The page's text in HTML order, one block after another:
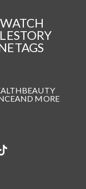
WATCH
STORY
TAGS
BEAUTY
AND MORE